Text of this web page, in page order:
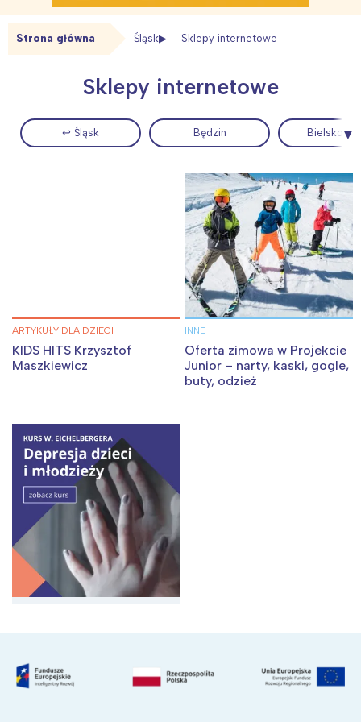
Strona główna Śląsk Sklepy internetowe
Sklepy internetowe
↩ Śląsk Będzin Bielsko
ARTYKUŁY DLA DZIECI
KIDS HITS Krzysztof
Maszkiewicz
INNE
Oferta zimowa w Projekcie
Junior – narty, kaski, gogle,
buty, odzież
Interesują mnie wydarzenia z
tego regionu:
Wrocław
Śląsk
Kraków
Południe
Północ
Wszystkie
Wybieram